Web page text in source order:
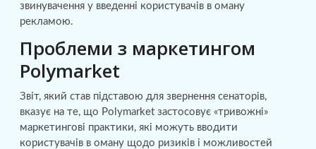
звинувачення у введенні користувачів в оману
рекламою.
Проблеми з маркетингом
Polymarket
Звіт, який став підставою для звернення сенаторів,
вказує на те, що Polymarket застосовує «тривожні»
маркетингові практики, які можуть вводити
користувачів в оману щодо ризиків і можливостей